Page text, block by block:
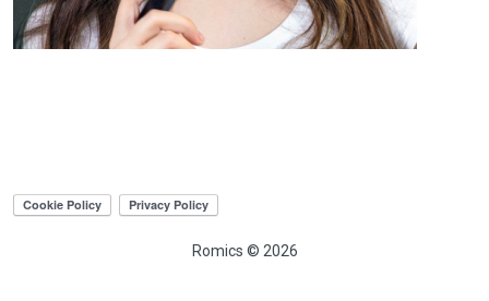
Romics © 2026